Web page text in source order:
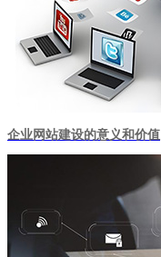
企业网站建设的意义和价值